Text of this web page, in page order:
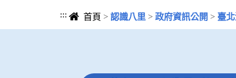
::: 首頁 > 認識八里 > 政府資訊公開 > 臺